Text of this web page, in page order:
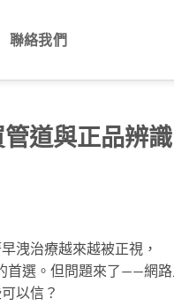
聯絡我們
道與正品辨識
洩治療越來越被正視，
首選。但問題來了——網
以信？